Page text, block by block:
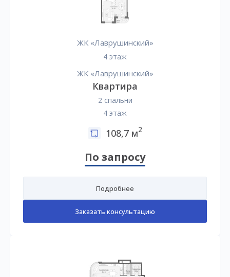
ЖК «Лаврушинский»
4 этаж
ЖК «Лаврушинский»
Квартира
2 спальни
4 этаж
108,7 м2
По запросу
Подробнее
Заказать консультацию